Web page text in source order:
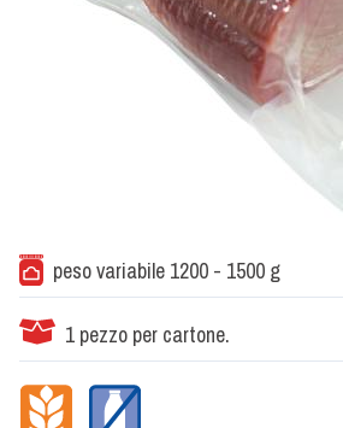
peso variabile 1200 - 1500 g
1 pezzo per cartone.